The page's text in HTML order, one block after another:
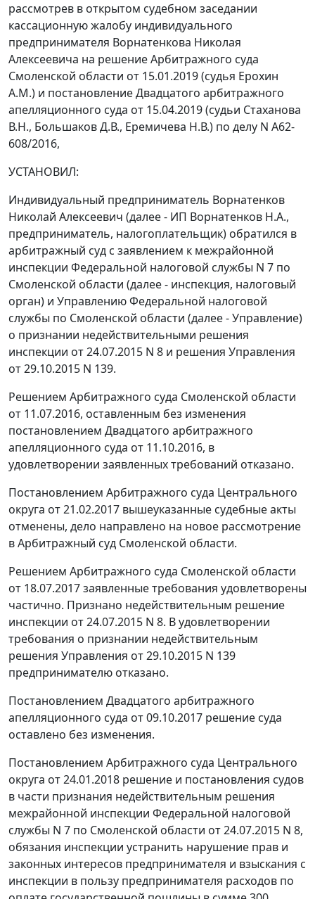
рассмотрев в открытом судебном заседании
кассационную жалобу индивидуального
предпринимателя Ворнатенкова Николая
Алексеевича на решение Арбитражного суда
Смоленской области от 15.01.2019 (судья Ерохин
А.М.) и постановление Двадцатого арбитражного
апелляционного суда от 15.04.2019 (судьи Стаханова
В.Н., Большаков Д.В., Еремичева Н.В.) по делу N А62-
608/2016,
УСТАНОВИЛ:
Индивидуальный предприниматель Ворнатенков
Николай Алексеевич (далее - ИП Ворнатенков Н.А.,
предприниматель, налогоплательщик) обратился в
арбитражный суд с заявлением к межрайонной
инспекции Федеральной налоговой службы N 7 по
Смоленской области (далее - инспекция, налоговый
орган) и Управлению Федеральной налоговой
службы по Смоленской области (далее - Управление)
о признании недействительными решения
инспекции от 24.07.2015 N 8 и решения Управления
от 29.10.2015 N 139.
Решением Арбитражного суда Смоленской области
от 11.07.2016, оставленным без изменения
постановлением Двадцатого арбитражного
апелляционного суда от 11.10.2016, в
удовлетворении заявленных требований отказано.
Постановлением Арбитражного суда Центрального
округа от 21.02.2017 вышеуказанные судебные акты
отменены, дело направлено на новое рассмотрение
в Арбитражный суд Смоленской области.
Решением Арбитражного суда Смоленской области
от 18.07.2017 заявленные требования удовлетворены
частично. Признано недействительным решение
инспекции от 24.07.2015 N 8. В удовлетворении
требования о признании недействительным
решения Управления от 29.10.2015 N 139
предпринимателю отказано.
Постановлением Двадцатого арбитражного
апелляционного суда от 09.10.2017 решение суда
оставлено без изменения.
Постановлением Арбитражного суда Центрального
округа от 24.01.2018 решение и постановления судов
в части признания недействительным решения
межрайонной инспекции Федеральной налоговой
службы N 7 по Смоленской области от 24.07.2015 N 8,
обязания инспекции устранить нарушение прав и
законных интересов предпринимателя и взыскания с
инспекции в пользу предпринимателя расходов по